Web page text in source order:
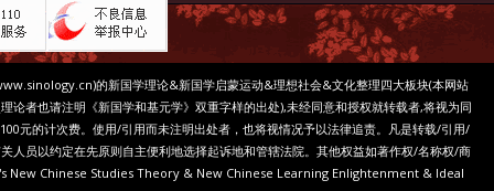
的新国学理论&新国学启蒙运动&理想社会&文化整理四大板块(本网站
者也请注明《新国学和基元学》双重字样的出处),未经同意和授权就转载者,将视为同
元的计次费。使用/引用而未注明出处者，也将视情况予以法律追责。凡是转载/引用/
人员以约定在先原则自主便利地选择起诉地和管辖法院。其他权益如著作权/名称权/商
New Chinese Studies Theory & New Chinese Learning Enlightenment & Ideal